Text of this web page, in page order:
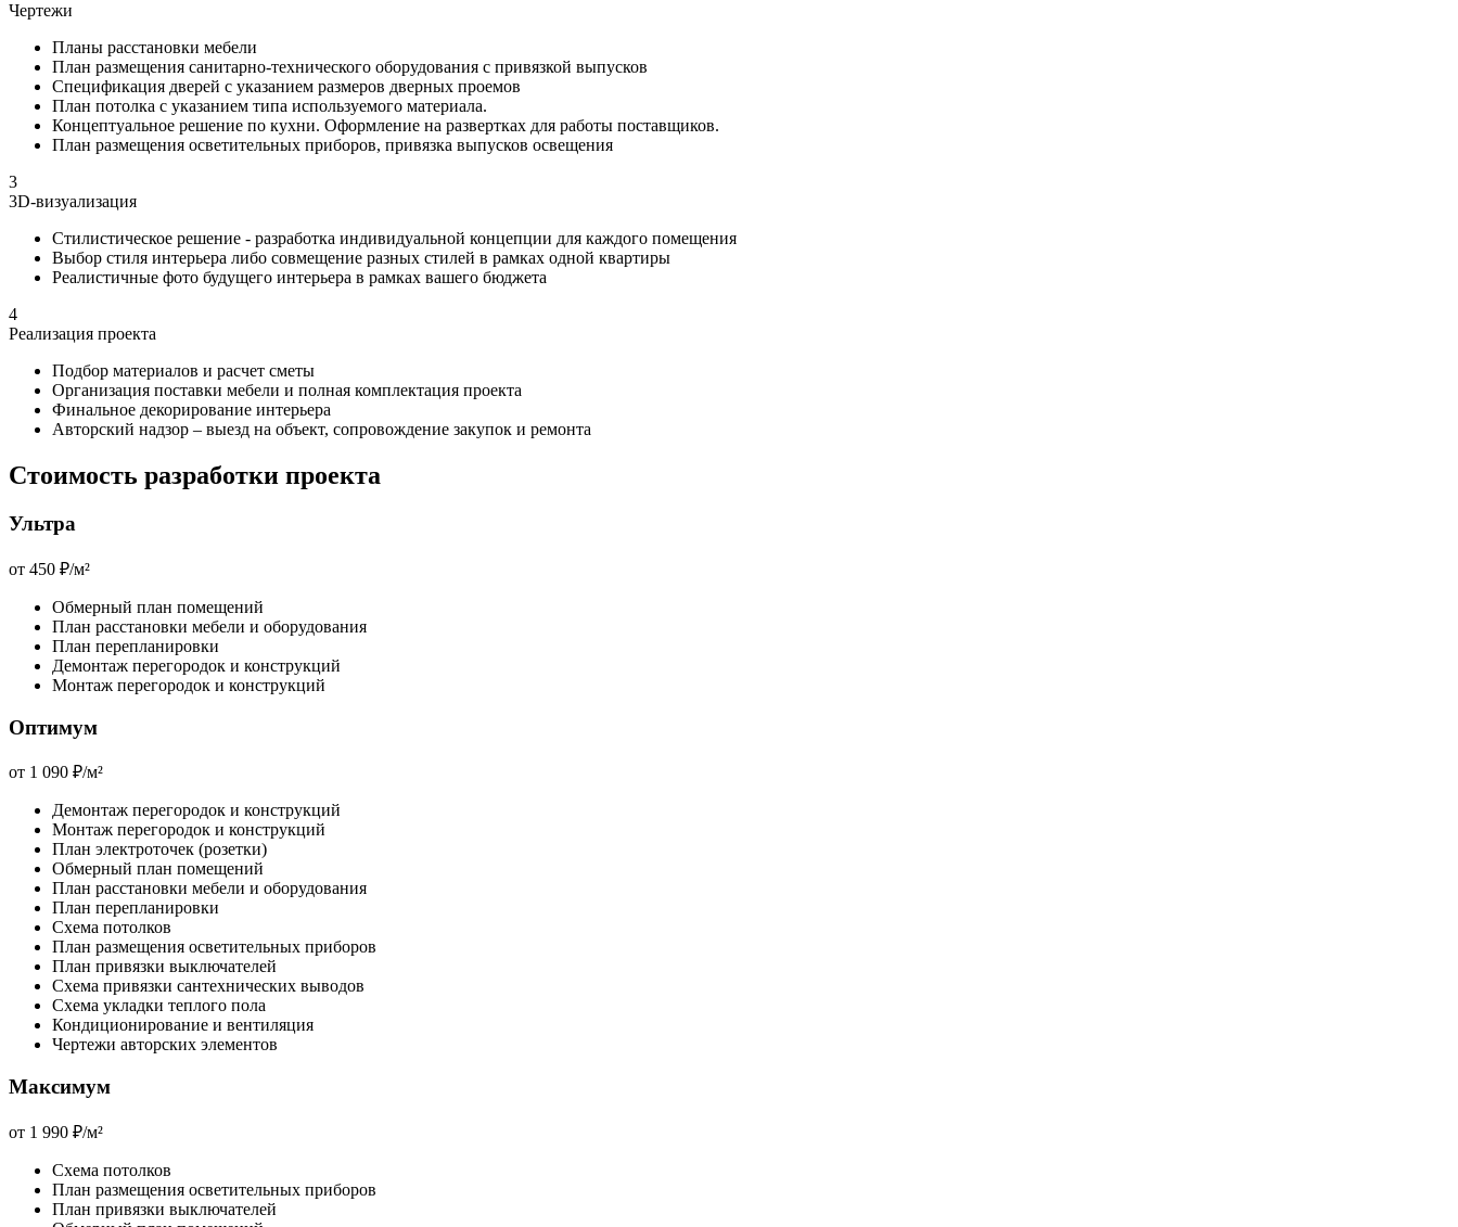
Чертежи
Планы расстановки мебели
План размещения санитарно-технического оборудования с привязкой выпусков
Спецификация дверей с указанием размеров дверных проемов
План потолка с указанием типа используемого материала.
Концептуальное решение по кухни. Оформление на развертках для работы поставщиков.
План размещения осветительных приборов, привязка выпусков освещения
3
3D-визуализация
Стилистическое решение - разработка индивидуальной концепции для каждого помещения
Выбор стиля интерьера либо совмещение разных стилей в рамках одной квартиры
Реалистичные фото будущего интерьера в рамках вашего бюджета
4
Реализация проекта
Подбор материалов и расчет сметы
Организация поставки мебели и полная комплектация проекта
Финальное декорирование интерьера
Авторский надзор – выезд на объект, сопровождение закупок и ремонта
Стоимость разработки проекта
Ультра
от 450 ₽/м²
Обмерный план помещений
План расстановки мебели и оборудования
План перепланировки
Демонтаж перегородок и конструкций
Монтаж перегородок и конструкций
Оптимум
от 1 090 ₽/м²
Демонтаж перегородок и конструкций
Монтаж перегородок и конструкций
План электроточек (розетки)
Обмерный план помещений
План расстановки мебели и оборудования
План перепланировки
Схема потолков
План размещения осветительных приборов
План привязки выключателей
Схема привязки сантехнических выводов
Схема укладки теплого пола
Кондиционирование и вентиляция
Чертежи авторских элементов
Максимум
от 1 990 ₽/м²
Схема потолков
План размещения осветительных приборов
План привязки выключателей